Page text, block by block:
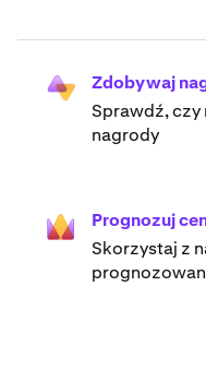
Zdobywaj
Sprawdź,
nagrody
Prognozuj
Skorzystaj z